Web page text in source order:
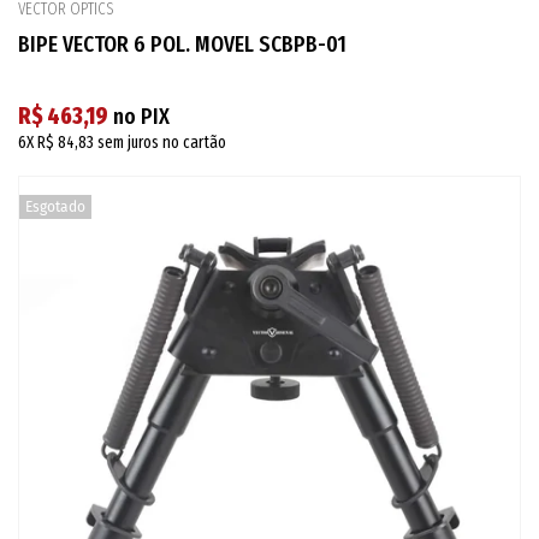
VECTOR OPTICS
BIPE VECTOR 6 POL. MOVEL SCBPB-01
R$ 463,19 no PIX
6XR$ 84,83 sem juros no cartão
Esgotado